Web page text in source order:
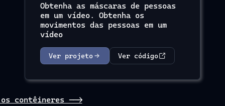
Obtenha as máscaras de pessoas
em um vídeo. Obtenha os
movimentos das pessoas em um
vídeo
Ver projeto Ver código
contêineres -->